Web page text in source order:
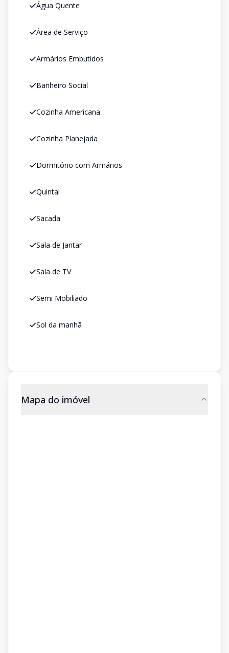
Água Quente
Área de Serviço
Armários Embutidos
Banheiro Social
Cozinha Americana
Cozinha Planejada
Dormitório com Armários
Quintal
Sacada
Sala de Jantar
Sala de TV
Semi Mobiliado
Sol da manhã
Mapa do imóvel